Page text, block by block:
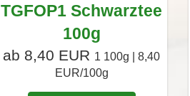
TGFOP1 Schwarztee
100g
ab 8,40 EUR 1 100g | 8,40
EUR/100g